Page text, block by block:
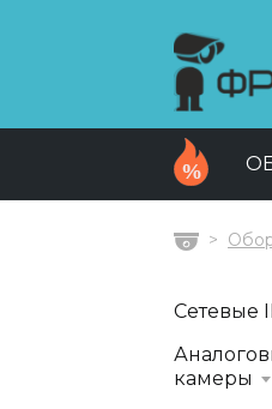
Главная
Сетевые
камеры